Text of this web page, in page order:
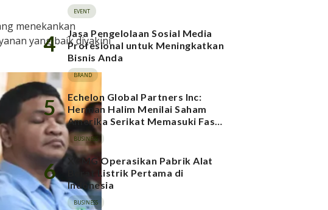
menekankan
yang baik diyakini
EVENT
4
Jasa Pengelolaan Sosial Media
Profesional untuk Meningkatkan
Bisnis Anda
BRAND
5
Echelon Global Partners Inc:
Herman Halim Menilai Saham
Amerika Serikat Memasuki Fase
Risiko Ekspektasi Tinggi, Rating
Pasar Saham Indonesia Direvisi
Naik
BUSINESS
6
XCMG Operasikan Pabrik Alat
Berat Listrik Pertama di
Indonesia
BUSINESS